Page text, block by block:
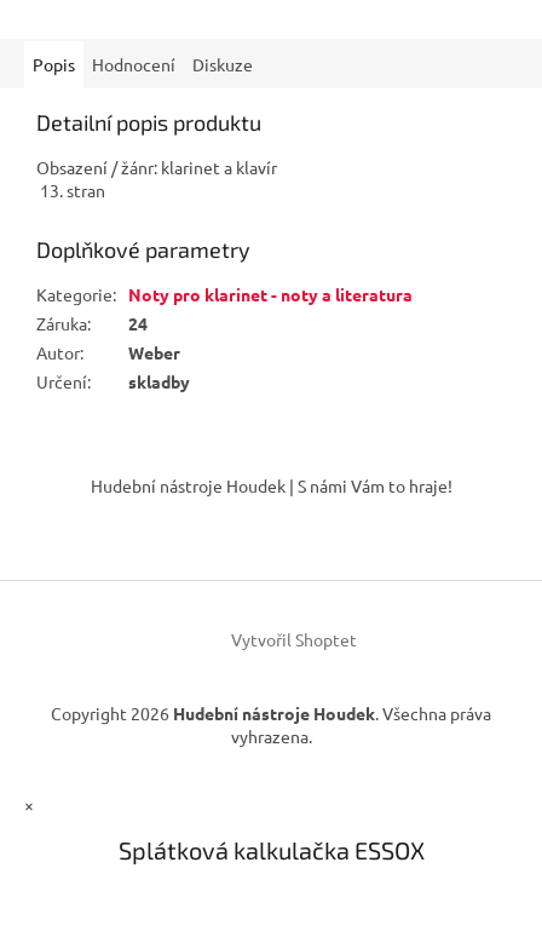
Popis Hodnocení Diskuze
Detailní popis produktu
Obsazení / žánr: klarinet a klavír
13. stran
Doplňkové parametry
Kategorie:
Noty pro klarinet - noty a literatura
Záruka:
24
Autor:
Weber
Určení: skladby
í
Hudební nástroje Houdek | S námi Vám to hraje!
Vytvořil Shoptet
Copyright 2026 Hudební nástroje Houdek. Všechna práva
vyhrazena.
×
Splátková kalkulačka ESSOX